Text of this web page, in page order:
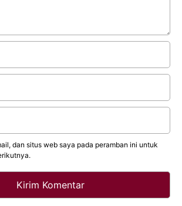
dan situs web saya pada peramban ini untuk